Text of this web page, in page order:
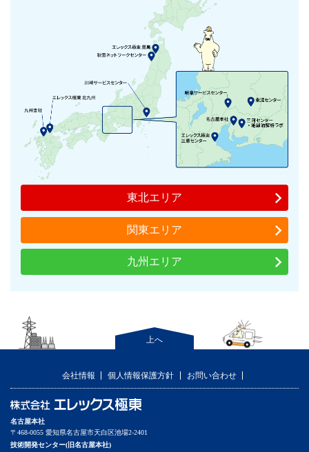
東北エリア
関東エリア
九州エリア
上へ
会社情報 個人情報保護方針 お問い合わせ
名古屋本社
〒468-0055 愛知県名古屋市天白区池場2-2401
技術開発センター(旧名古屋本社)